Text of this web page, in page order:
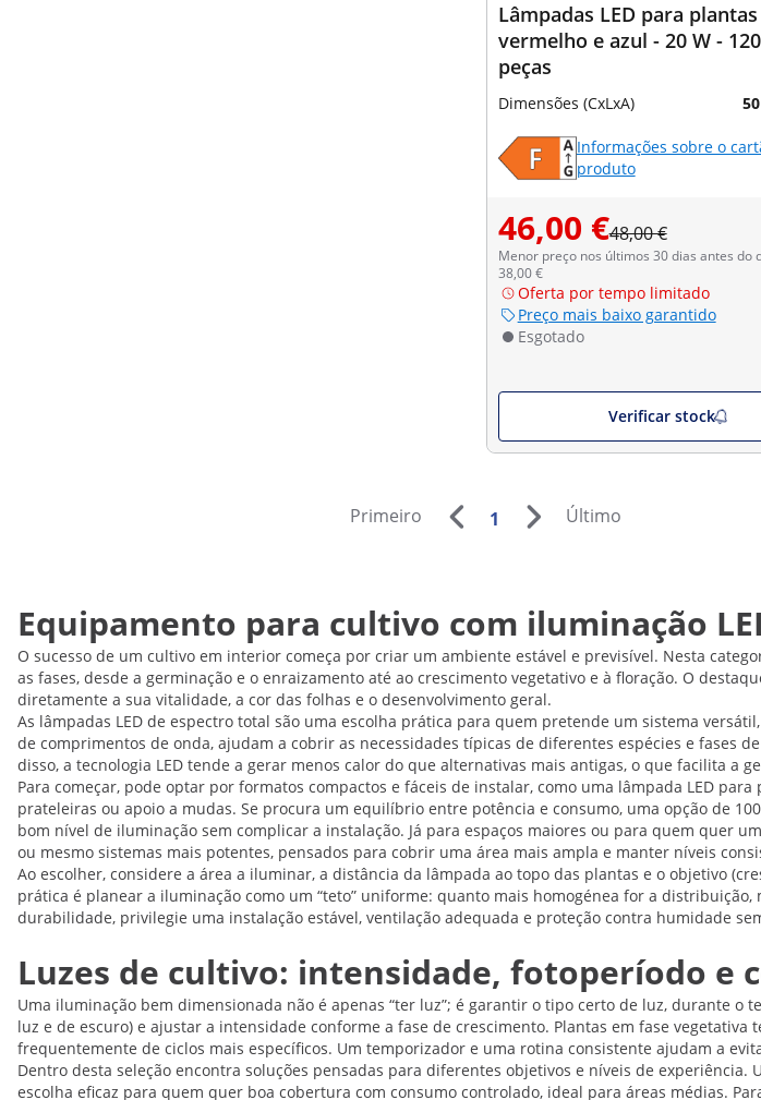
Lâmpadas LED para
vermelho e azul - 20 W -
peças
Dimensões (CxLxA)
Informações sobre o
produto
46,00 €48,00 €
Menor preço nos últimos 30 dias antes do
38,00 €
Oferta por tempo limitado
Preço mais baixo garantido
Esgotado
Verificar stock
Primeiro 1 Último
Equipamento para cultivo com iluminação
O sucesso de um cultivo em interior começa por criar um ambiente estável e previsível. Nesta
as fases, desde a germinação e o enraizamento até ao crescimento vegetativo e à floração. O
diretamente a sua vitalidade, a cor das folhas e o desenvolvimento geral.
As lâmpadas LED de espectro total são uma escolha prática para quem pretende um sistema
de comprimentos de onda, ajudam a cobrir as necessidades típicas de diferentes espécies e fases
disso, a tecnologia LED tende a gerar menos calor do que alternativas mais antigas, o que facilita
Para começar, pode optar por formatos compactos e fáceis de instalar, como uma lâmpada LED
prateleiras ou apoio a mudas. Se procura um equilíbrio entre potência e consumo, uma opção de
bom nível de iluminação sem complicar a instalação. Já para espaços maiores ou para quem quer
ou mesmo sistemas mais potentes, pensados para cobrir uma área mais ampla e manter níveis
Ao escolher, considere a área a iluminar, a distância da lâmpada ao topo das plantas e o objetivo
prática é planear a iluminação como um “teto” uniforme: quanto mais homogénea for a
durabilidade, privilegie uma instalação estável, ventilação adequada e proteção contra humidade
Luzes de cultivo: intensidade, fotoperíodo e
Uma iluminação bem dimensionada não é apenas “ter luz”; é garantir o tipo certo de luz, durante
luz e de escuro) e ajustar a intensidade conforme a fase de crescimento. Plantas em fase
frequentemente de ciclos mais específicos. Um temporizador e uma rotina consistente ajudam a
Dentro desta seleção encontra soluções pensadas para diferentes objetivos e níveis de
escolha eficaz para quem quer boa cobertura com consumo controlado, ideal para áreas médias.